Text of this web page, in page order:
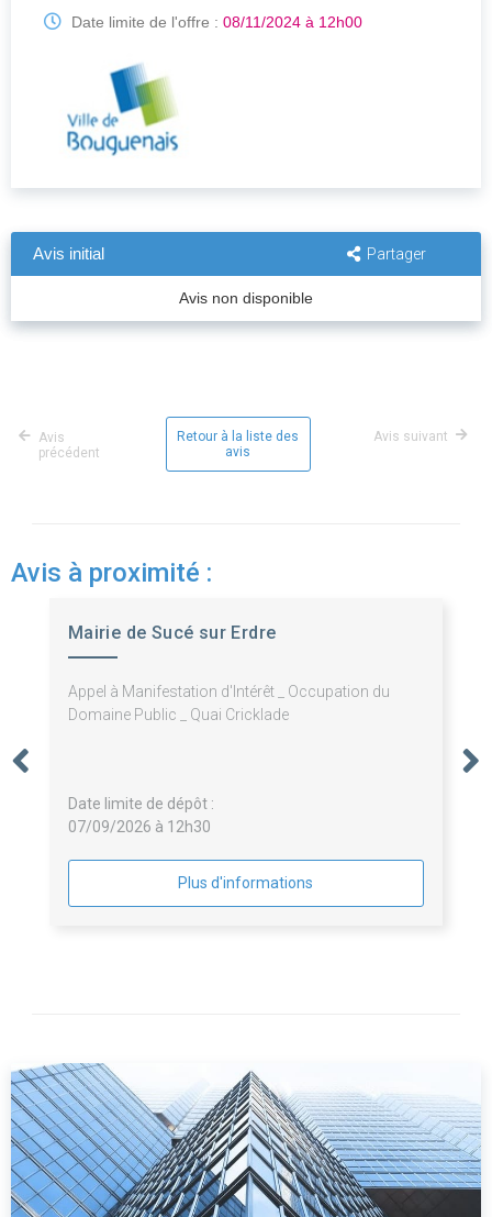
Date limite de l'offre : 08/11/2024 à 12h00
Avis initial Partager
Avis non disponible
Avis
précédent
Retour à la liste des
avis
Avis suivant
Avis à proximité :
Mairie de Sucé sur Erdre
Appel à Manifestation d'Intérêt _ Occupation du
Domaine Public _ Quai Cricklade
Date limite de dépôt :
07/09/2026 à 12h30
Plus d'informations